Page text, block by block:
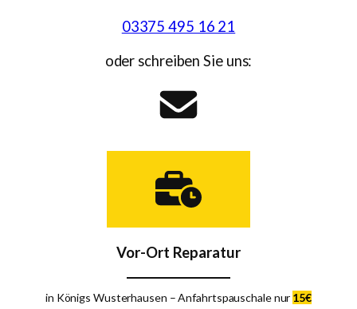
03375 495 16 21
oder schreiben Sie uns:
Vor-Ort Reparatur
in Königs Wusterhausen – Anfahrtspauschale nur 15€